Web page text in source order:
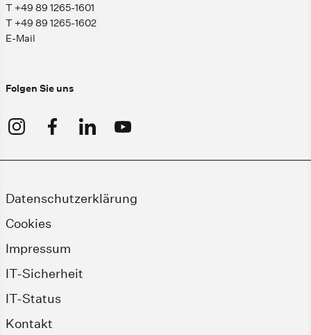
T +49 89 1265-1601
T +49 89 1265-1602
E-Mail
Folgen Sie uns
Datenschutzerklärung
Cookies
Impressum
IT-Sicherheit
IT-Status
Kontakt